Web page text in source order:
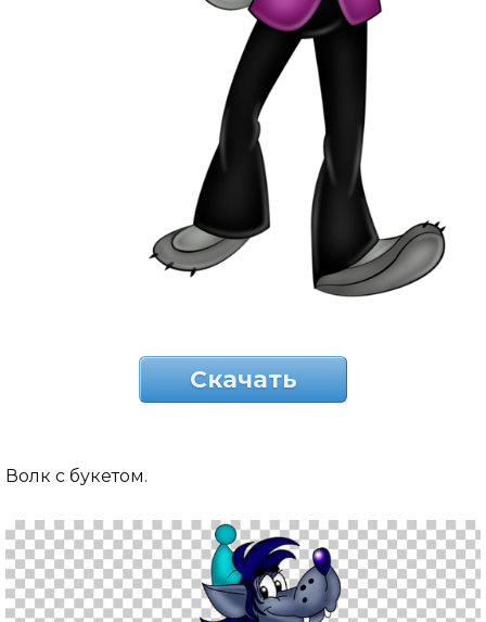
Скачать
Волк с букетом.